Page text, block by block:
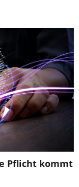
Pflicht kommt